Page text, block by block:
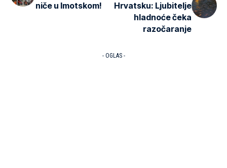
niče u Imotskom!
Hrvatsku: Ljubitelje
hladnoće čeka
razočaranje
- OGLAS -